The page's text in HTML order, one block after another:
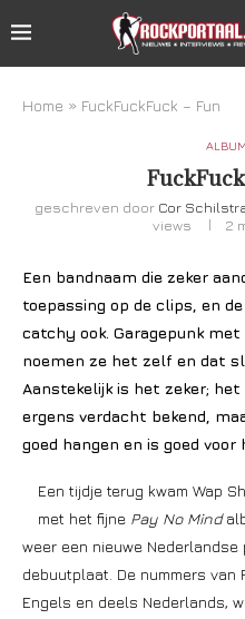
Home » FuckFuckFuck – Fun
geschreven door Cor
views
2
Een bandnaam die zeker
toepassing op de clips, en
catchy ook. Garagepunk met
noemen ze het zelf en dat
Aanstekelijk is het zeker;
ergens verdacht bekend,
goed hangen en is goed voor
Een tijdje terug kwam Wap
met het fijne Pay No Mind
weer een nieuwe
debuutplaat. De nummers van
Engels en deels Nederlands,